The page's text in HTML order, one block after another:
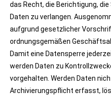
das Recht, die Berichtigung,
Daten zu verlangen.
aufgrund gesetzlicher
ordnungsgemäßen
Damit eine Datensperre
werden Daten zu
vorgehalten. Werden Daten
Archivierungspflicht erfasst,